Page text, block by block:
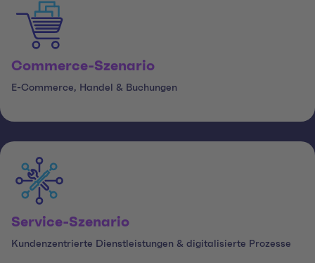
Commerce-Szenario
E-Commerce, Handel & Buchungen
Service-Szenario
Kundenzentrierte Dienstleistungen & digitalisierte Prozesse